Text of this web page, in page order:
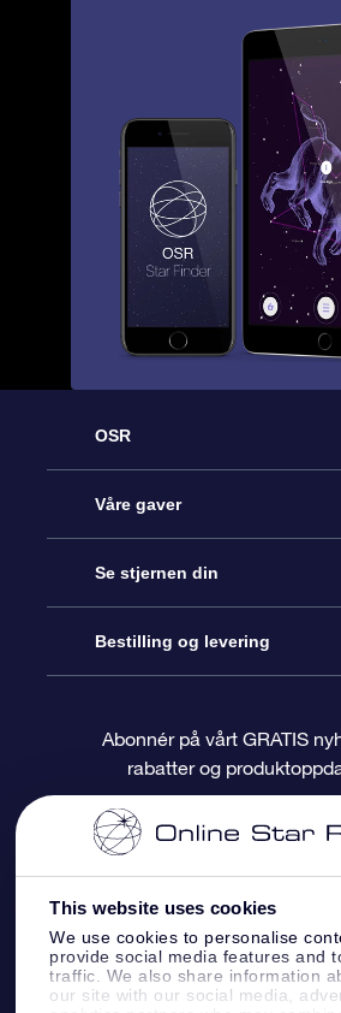
This website uses cookies
We use cookies to personalise
provide social media features and
traffic. We also share information
our site with our social media,
OSR
Kundeservice
Kontakt oss
Bloggen
Anmeldelser
Våre gaver
Online Stjernegave
OSR Gavepakke
OSR-gavekortet
Bedriftsgaver
Se stjernen din
Star Register
Pesontilpasset stjerneside
One Million Stars
OSR Starsaver
Fly me to the Stars VR-app
Bestilling og levering
Betalingsinformasjon
Fraktinformasjon
Returpolicy
Stjernebildene
Abonnér på vårt GRATIS
rabatter og